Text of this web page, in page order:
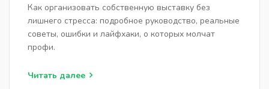
Как организовать собственную выставку без
лишнего стресса: подробное руководство, реальные
советы, ошибки и лайфхаки, о которых молчат
профи.
Читать далее